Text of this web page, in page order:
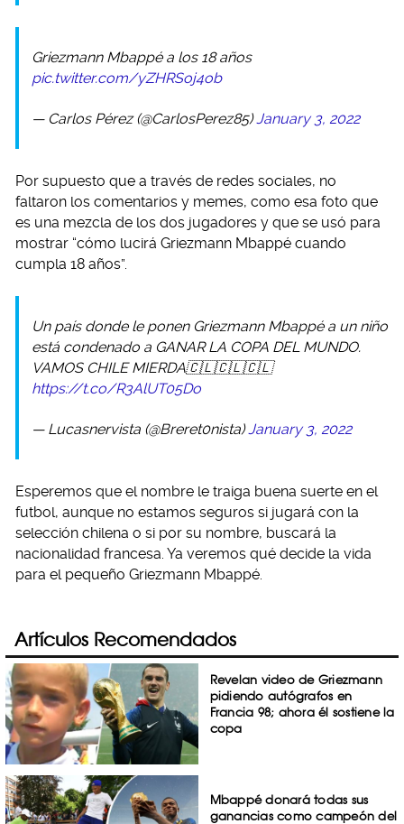
Griezmann Mbappé a los 18 años
pic.twitter.com/yZHRSoj4ob
— Carlos Pérez (@CarlosPerez85)January 3, 2022
Por supuesto que a través de redes sociales, no
faltaron los comentarios y memes, como esa foto que
es una mezcla de los dos jugadores y que se usó para
mostrar “cómo lucirá Griezmann Mbappé cuando
cumpla 18 años”.
Un país donde le ponen Griezmann Mbappé a un niño
está condenado a GANAR LA COPA DEL MUNDO.
VAMOS CHILE MIERDA🇨🇱🇨🇱🇨🇱
https://t.co/R3AlUT05Do
— Lucasnervista (@Breret0nista)January 3, 2022
Esperemos que el nombre le traiga buena suerte en el
futbol, aunque no estamos seguros si jugará con la
selección chilena o si por su nombre, buscará la
nacionalidad francesa. Ya veremos qué decide la vida
para el pequeño Griezmann Mbappé.
Artículos Recomendados
Revelan video de Griezmann
pidiendo autógrafos en
Francia 98; ahora él sostiene la
copa
Mbappé donará todas sus
ganancias como campeón del